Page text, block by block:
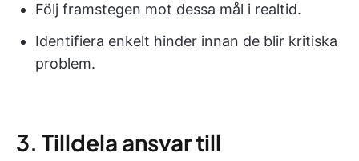
Följ framstegen mot dessa mål i realtid.
Identifiera enkelt hinder innan de blir kritiska
problem.
3. Tilldela ansvar till